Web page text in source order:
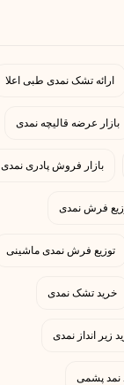
ارائه تشک نمدی طبی اعلا
بازار عرضه قالیچه نمدی
بازار فروش پادری نمدی
فرش نمدی
توزیع فرش نمدی ماشینی
خرید تشک نمدی
زیر انداز نمدی
نمد پشمی